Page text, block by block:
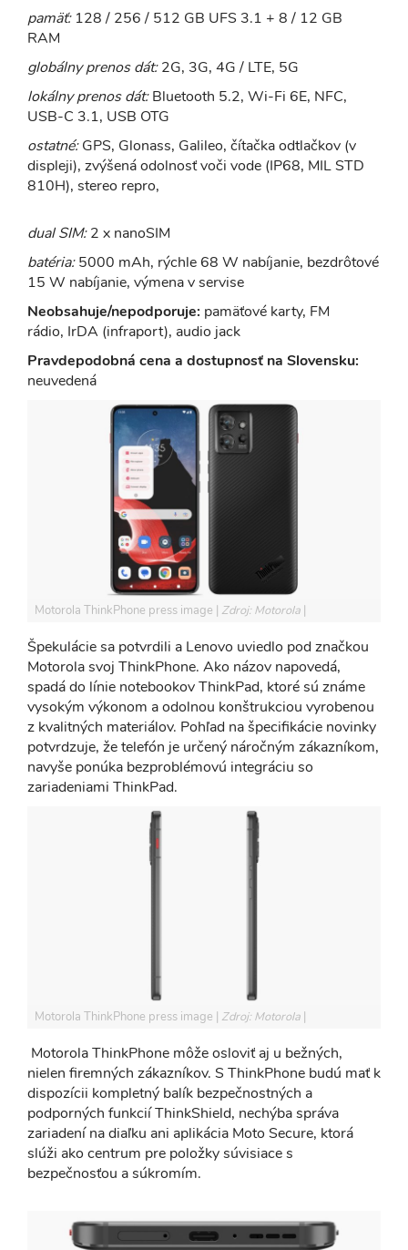
pamäť: 128 / 256 / 512 GB UFS 3.1 + 8 / 12 GB
RAM
globálny prenos dát:2G, 3G, 4G / LTE, 5G
lokálny prenos dát:Bluetooth 5.2, Wi-Fi 6E, NFC,
USB-C 3.1, USB OTG
ostatné:GPS, Glonass, Galileo, čítačka odtlačkov (v
displeji), zvýšená odolnosť voči vode (IP68, MIL STD
810H), stereo repro,
dual SIM:2 x nanoSIM
batéria:5000 mAh, rýchle 68 W nabíjanie, bezdrôtové
15 W nabíjanie, výmena v servise
Neobsahuje/nepodporuje: pamäťové karty, FM
rádio, IrDA (infraport), audio jack
Pravdepodobná cena a dostupnosť na Slovensku:
neuvedená
Motorola ThinkPhone press image Zdroj: Motorola
Špekulácie sa potvrdili a Lenovo uviedlo pod značkou
Motorola svoj ThinkPhone. Ako názov napovedá,
spadá do línie notebookov ThinkPad, ktoré sú známe
vysokým výkonom a odolnou konštrukciou vyrobenou
z kvalitných materiálov. Pohľad na špecifikácie novinky
potvrdzuje, že telefón je určený náročným zákazníkom,
navyše ponúka bezproblémovú integráciu so
zariadeniami ThinkPad.
Motorola ThinkPhone press image Zdroj: Motorola
Motorola ThinkPhone môže osloviť aj u bežných,
nielen firemných zákazníkov. S ThinkPhone budú mať k
dispozícii kompletný balík bezpečnostných a
podporných funkcií ThinkShield, nechýba správa
zariadení na diaľku ani aplikácia Moto Secure, ktorá
slúži ako centrum pre položky súvisiace s
bezpečnosťou a súkromím.